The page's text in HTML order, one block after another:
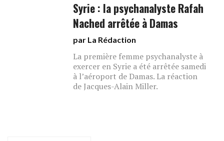
Syrie : la psychanalyste Rafah
Nached arrêtée à Damas
par La Rédaction
La première femme psychanalyste à
exercer en Syrie a été arrêtée samedi
à l’aéroport de Damas. La réaction
de Jacques-Alain Miller.